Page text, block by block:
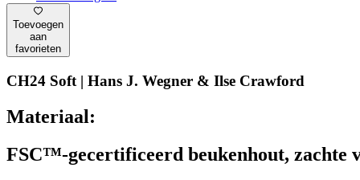
Toevoegen
aan
favorieten
CH24 Soft | Hans J. Wegner & Ilse Crawford
Materiaal:
FSC™-gecertificeerd beukenhout, zachte